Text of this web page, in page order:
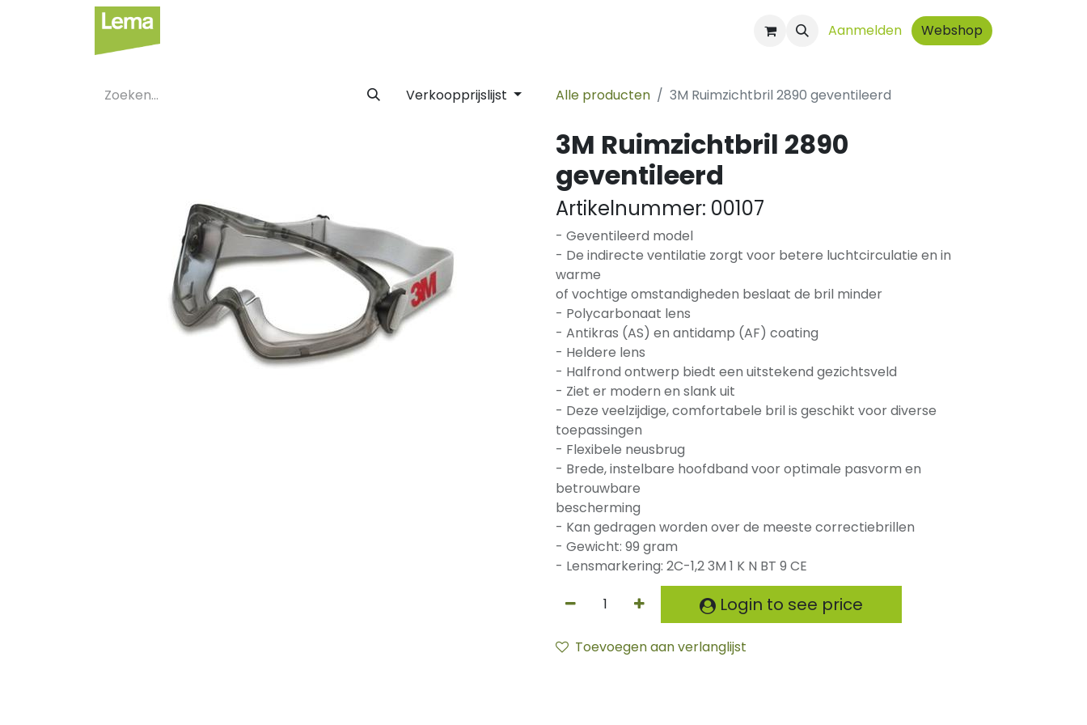
Aanmelden Webshop
Verkoopprijslijst Alle producten 3M Ruimzichtbril 2890 geventileerd
3M Ruimzichtbril 2890
geventileerd
Artikelnummer: 00107
- Geventileerd model
- De indirecte ventilatie zorgt voor betere luchtcirculatie en in
warme
of vochtige omstandigheden beslaat de bril minder
- Polycarbonaat lens
- Antikras (AS) en antidamp (AF) coating
- Heldere lens
- Halfrond ontwerp biedt een uitstekend gezichtsveld
- Ziet er modern en slank uit
- Deze veelzijdige, comfortabele bril is geschikt voor diverse
toepassingen
- Flexibele neusbrug
- Brede, instelbare hoofdband voor optimale pasvorm en
betrouwbare
bescherming
- Kan gedragen worden over de meeste correctiebrillen
- Gewicht: 99 gram
- Lensmarkering: 2C-1,2 3M 1 K N BT 9 CE
Login to see price
Toevoegen aan verlanglijst